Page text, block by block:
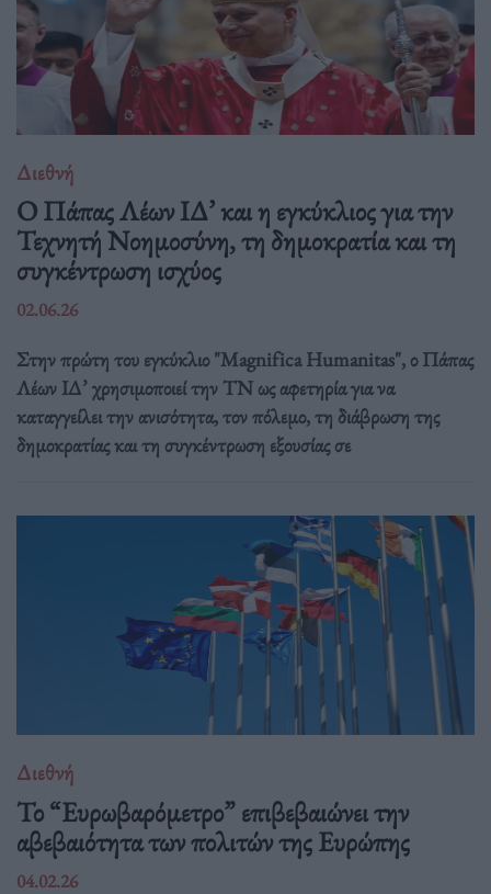
Διεθνή
Ο Πάπας Λέων ΙΔ’ και η εγκύκλιος για την
Τεχνητή Νοημοσύνη, τη δημοκρατία και τη
συγκέντρωση ισχύος
02.06.26
Στην πρώτη του εγκύκλιο "Magnifica Humanitas", ο Πάπας
Λέων ΙΔ’ χρησιμοποιεί την ΤΝ ως αφετηρία για να
καταγγείλει την ανισότητα, τον πόλεμο, τη διάβρωση της
δημοκρατίας και τη συγκέντρωση εξουσίας σε
Διεθνή
Το “Ευρωβαρόμετρο” επιβεβαιώνει την
αβεβαιότητα των πολιτών της Ευρώπης
04.02.26